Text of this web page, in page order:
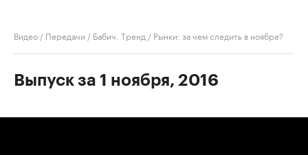
Видео / Передачи / Бабич. Тренд / Рынки: за чем следить в ноябре?
Выпуск за 1 ноября, 2016